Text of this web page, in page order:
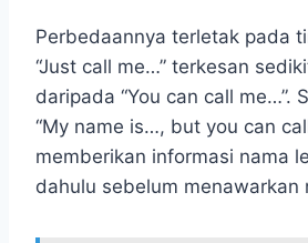
Perbedaannya terletak pada
“Just call me…” terkesan
daripada “You can call me…”.
“My name is…, but you can
memberikan informasi nama
dahulu sebelum menawarkan